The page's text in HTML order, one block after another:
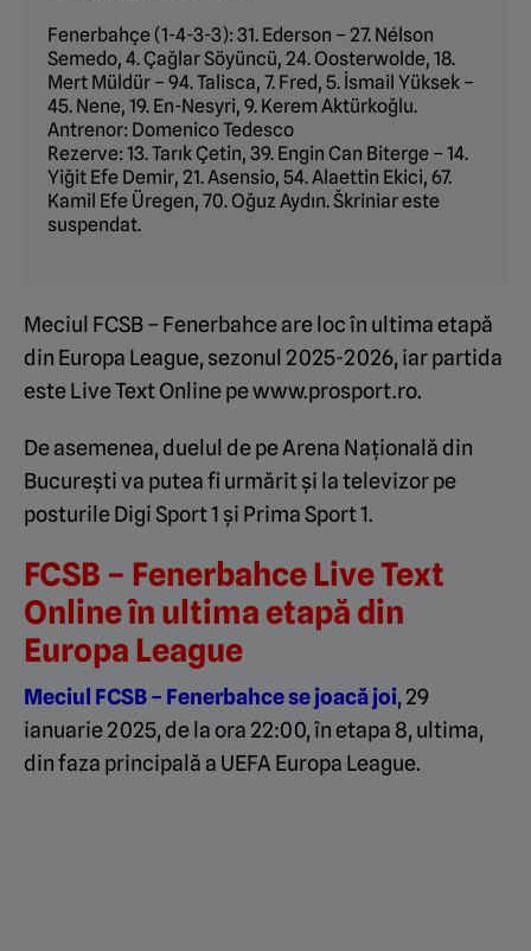
Fenerbahçe (1-4-3-3): 31. Ederson – 27. Nélson
Semedo, 4. Çağlar Söyüncü, 24. Oosterwolde, 18.
Mert Müldür – 94. Talisca, 7. Fred, 5. İsmail Yüksek –
45. Nene, 19. En-Nesyri, 9. Kerem Aktürkoğlu.
Antrenor: Domenico Tedesco
Rezerve: 13. Tarık Çetin, 39. Engin Can Biterge – 14.
Yiğit Efe Demir, 21. Asensio, 54. Alaettin Ekici, 67.
Kamil Efe Üregen, 70. Oğuz Aydın. Škriniar este
suspendat.
Meciul FCSB – Fenerbahce are loc în ultima etapă
din Europa League, sezonul 2025-2026, iar partida
este Live Text Online pe www.prosport.ro.
De asemenea, duelul de pe Arena Națională din
București va putea fi urmărit și la televizor pe
posturile Digi Sport 1 și Prima Sport 1.
FCSB – Fenerbahce Live Text
Online în ultima etapă din
Europa League
Meciul FCSB – Fenerbahce se joacă joi, 29
ianuarie 2025, de la ora 22:00, în etapa 8, ultima,
din faza principală a UEFA Europa League.